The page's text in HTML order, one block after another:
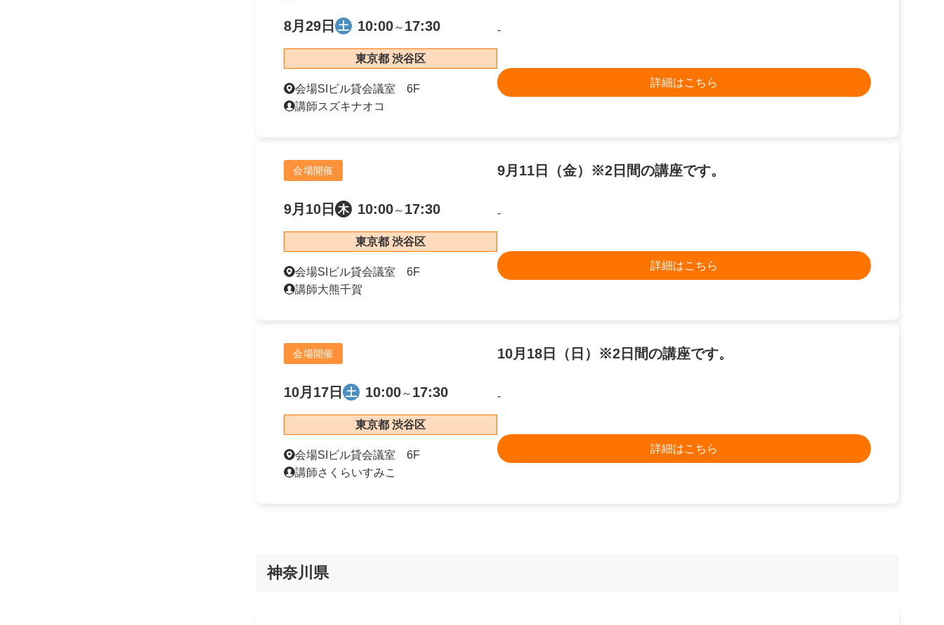
8月29日 土 10:00～ 17:30
東京都 渋谷区
会場SIビル貸会議室 6F
講師スズキナオコ
-
詳細はこちら
会場開催
9月10日 木 10:00～ 17:30
東京都 渋谷区
会場SIビル貸会議室 6F
講師大熊千賀
9月11日（金）※2日間の講座です。
-
詳細はこちら
会場開催
10月17日 土 10:00～ 17:30
東京都 渋谷区
会場SIビル貸会議室 6F
講師さくらいすみこ
10月18日（日）※2日間の講座です。
-
詳細はこちら
神奈川県